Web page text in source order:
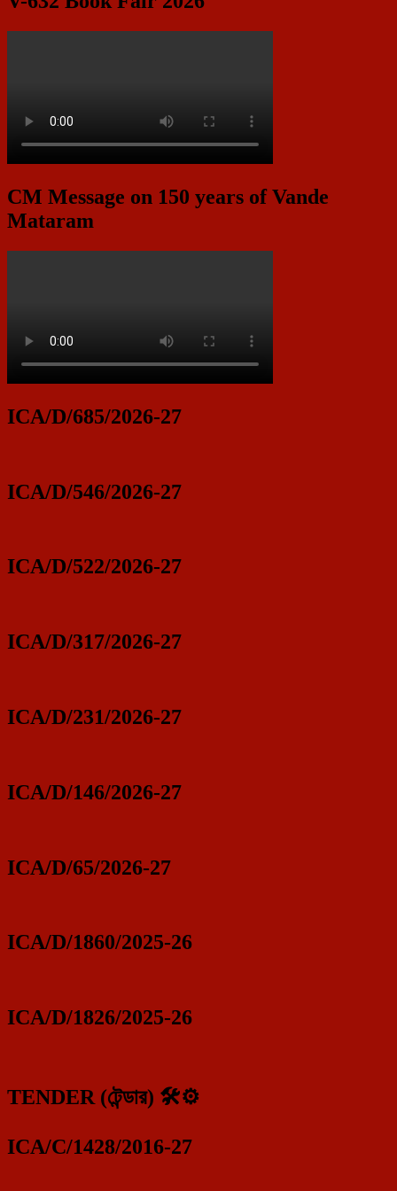
CM Message on 150 years of Vande
Mataram
ICA/D/685/2026-27
ICA/D/546/2026-27
ICA/D/522/2026-27
ICA/D/317/2026-27
ICA/D/231/2026-27
ICA/D/146/2026-27
ICA/D/65/2026-27
ICA/D/1860/2025-26
ICA/D/1826/2025-26
TENDER (টেন্ডার) 🛠️⚙️
ICA/C/1428/2016-27